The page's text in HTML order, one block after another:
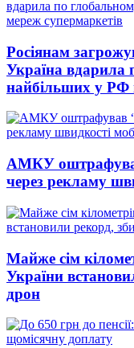
Росіянам
Україна вдарила
найбільших у РФ
АМКУ
через рекламу
Майже сім
України
дрон